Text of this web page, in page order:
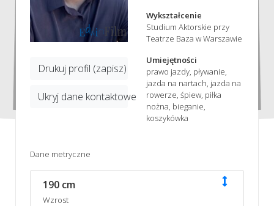
Drukuj profil (zapisz)
Ukryj dane kontaktowe
Wykształcenie
Studium Aktorskie przy
Teatrze Baza w Warszawie
Umiejętności
prawo jazdy, pływanie,
jazda na nartach, jazda na
rowerze, śpiew, piłka
nożna, bieganie,
koszykówka
Dane metryczne
190 cm
Wzrost